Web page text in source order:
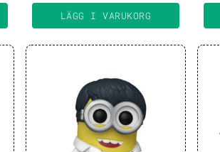
LÄGG I VARUKORG